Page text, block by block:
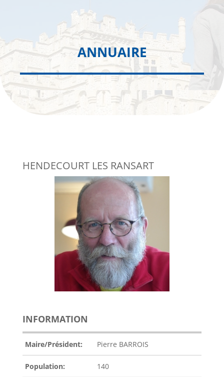
ANNUAIRE
HENDECOURT LES RANSART
INFORMATION
Maire/Président: Pierre BARROIS
Population: 140